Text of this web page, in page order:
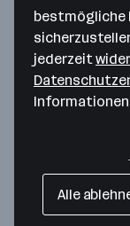
Josef
3390 Melk—
bestmögliche
jederzeit
Informationen
Alle